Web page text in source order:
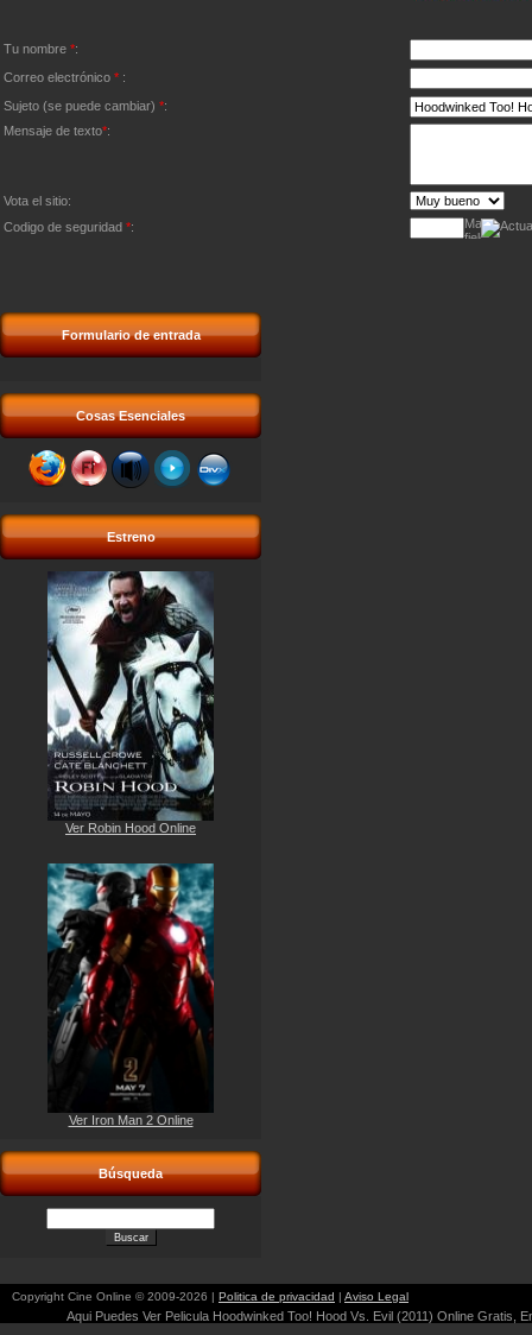
Tu nombre *:
Correo electrónico * :
Sujeto (se puede cambiar) *:
Mensaje de texto*:
Vota el sitio:
Codigo de seguridad *:
Formulario de entrada
Cosas Esenciales
Estreno
Ver Robin Hood Online
Ver Iron Man 2 Online
Búsqueda
Copyright Cine Online © 2009-2026 | Politica de privacidad | Aviso Legal
Aqui Puedes Ver Pelicula Hoodwinked Too! Hood Vs. Evil (2011) Online Gratis,